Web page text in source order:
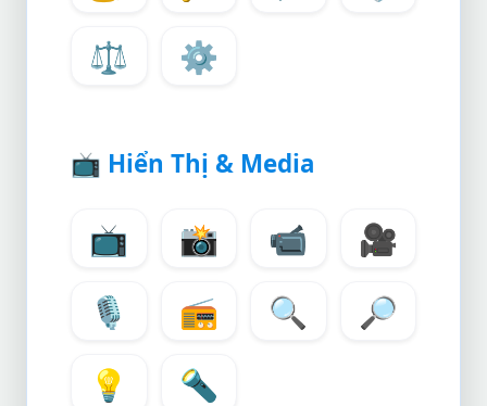
⚖️
⚙️
📺 Hiển Thị & Media
📺 📸 📹
🎥
🎙️
📻 🔍
🔎
💡
🔦